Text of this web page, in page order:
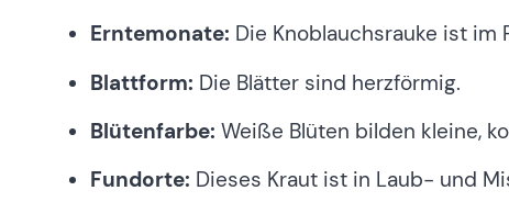
Erntemonate: Die Knoblauchsrauke ist
Blattform: Die Blätter sind herzförmig.
Blütenfarbe: Weiße Blüten bilden kleine,
Fundorte: Dieses Kraut ist in Laub- und